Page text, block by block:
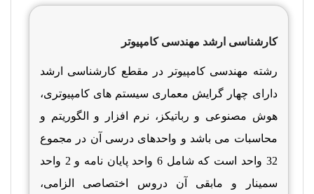
کارشناسی ارشد مهندسی کامپیوتر
رشته مهندسی کامپیوتر در مقطع کارشناسی ارشد
دارای چهار گرایش معماری سیستم های کامپیوتری،
هوش مصنوعی و رباتیکز، نرم افزار و الگوریتم و
محاسبات می باشد و واحدهای درسی آن در مجموع
32 واحد است که شامل 6 واحد پایان نامه و 2 واحد
سمینار و مابقی آن دروس اختصاصی الزامی،